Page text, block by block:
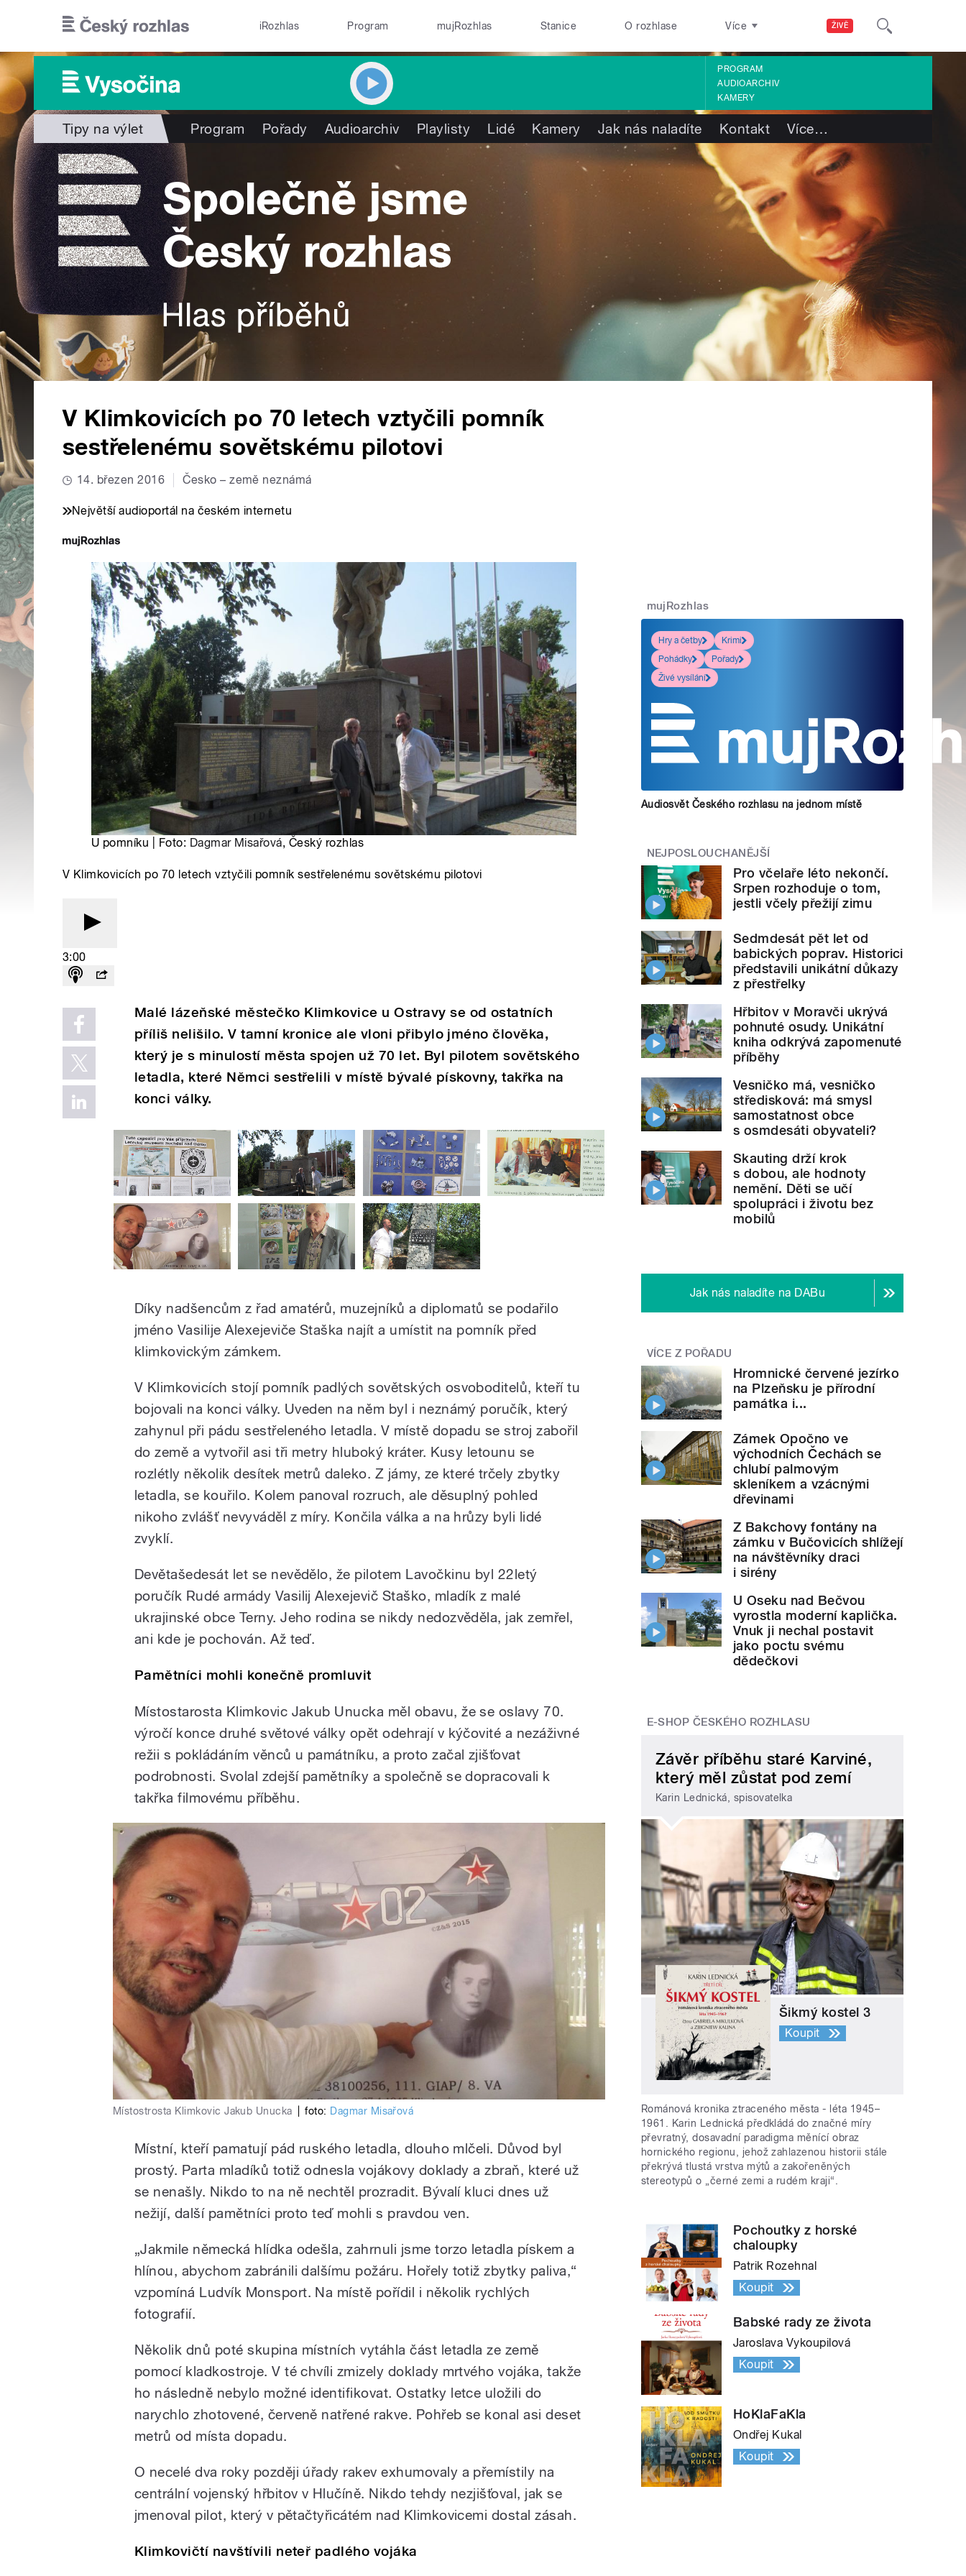
ŽIVĚ
iRozhlas Program mujRozhlas Stanice O rozhlase Více
PROGRAM
AUDIOARCHIV
KAMERY
Tipy na výlet Program Pořady Audioarchiv Playlisty Lidé Kamery Jak nás naladíte Kontakt Více…
V Klimkovicích po 70 letech vztyčili pomník
sestřelenému sovětskému pilotovi
14. březen 2016 Česko – země neznámá
Největší audioportál na českém internetu
U pomníku | Foto: Dagmar Misařová, Český rozhlas
V Klimkovicích po 70 letech vztyčili pomník sestřelenému sovětskému pilotovi
3:00
Malé lázeňské městečko Klimkovice u Ostravy se od ostatních
příliš nelišilo. V tamní kronice ale vloni přibylo jméno člověka,
který je s minulostí města spojen už 70 let. Byl pilotem sovětského
letadla, které Němci sestřelili v místě bývalé pískovny, takřka na
konci války.
Díky nadšencům z řad amatérů, muzejníků a diplomatů se podařilo
jméno Vasilije Alexejeviče Staška najít a umístit na pomník před
klimkovickým zámkem.
V Klimkovicích stojí pomník padlých sovětských osvoboditelů, kteří tu
bojovali na konci války. Uveden na něm byl i neznámý poručík, který
zahynul při pádu sestřeleného letadla. V místě dopadu se stroj zabořil
do země a vytvořil asi tři metry hluboký kráter. Kusy letounu se
rozlétly několik desítek metrů daleko. Z jámy, ze které trčely zbytky
letadla, se kouřilo. Kolem panoval rozruch, ale děsuplný pohled
nikoho zvlášť nevyváděl z míry. Končila válka a na hrůzy byli lidé
zvyklí.
Devětašedesát let se nevědělo, že pilotem Lavočkinu byl 22letý
poručík Rudé armády Vasilij Alexejevič Staško, mladík z malé
ukrajinské obce Terny. Jeho rodina se nikdy nedozvěděla, jak zemřel,
ani kde je pochován. Až teď.
Pamětníci mohli konečně promluvit
Místostarosta Klimkovic Jakub Unucka měl obavu, že se oslavy 70.
výročí konce druhé světové války opět odehrají v kýčovité a nezáživné
režii s pokládáním věnců u památníku, a proto začal zjišťovat
podrobnosti. Svolal zdejší pamětníky a společně se dopracovali k
takřka filmovému příběhu.
Místostrosta Klimkovic Jakub Unucka foto: Dagmar Misařová
Místní, kteří pamatují pád ruského letadla, dlouho mlčeli. Důvod byl
prostý. Parta mladíků totiž odnesla vojákovy doklady a zbraň, které už
se nenašly. Nikdo to na ně nechtěl prozradit. Bývalí kluci dnes už
nežijí, další pamětníci proto teď mohli s pravdou ven.
„Jakmile německá hlídka odešla, zahrnuli jsme torzo letadla pískem a
hlínou, abychom zabránili dalšímu požáru. Hořely totiž zbytky paliva,“
vzpomíná Ludvík Monsport. Na místě pořídil i několik rychlých
fotografií.
Několik dnů poté skupina místních vytáhla část letadla ze země
pomocí kladkostroje. V té chvíli zmizely doklady mrtvého vojáka, takže
ho následně nebylo možné identifikovat. Ostatky letce uložili do
narychlo zhotovené, červeně natřené rakve. Pohřeb se konal asi deset
metrů od místa dopadu.
O necelé dva roky později úřady rakev exhumovaly a přemístily na
centrální vojenský hřbitov v Hlučíně. Nikdo tehdy nezjišťoval, jak se
jmenoval pilot, který v pětačtyřicátém nad Klimkovicemi dostal zásah.
Klimkovičtí navštívili neteř padlého vojáka
mujRozhlas
Hry a četby
Krimi
Pohádky
Pořady
Živé vysílání
Audiosvět Českého rozhlasu na jednom místě
NEJPOSLOUCHANĚJŠÍ
Pro včelaře léto nekončí.
Srpen rozhoduje o tom,
jestli včely přežijí zimu
Sedmdesát pět let od
babických poprav. Historici
představili unikátní důkazy
z přestřelky
Hřbitov v Moravči ukrývá
pohnuté osudy. Unikátní
kniha odkrývá zapomenuté
příběhy
Vesničko má, vesničko
středisková: má smysl
samostatnost obce
s osmdesáti obyvateli?
Skauting drží krok
s dobou, ale hodnoty
nemění. Děti se učí
spolupráci i životu bez
mobilů
Jak nás naladíte na DABu
VÍCE Z POŘADU
Hromnické červené jezírko
na Plzeňsku je přírodní
památka i...
Zámek Opočno ve
východních Čechách se
chlubí palmovým
skleníkem a vzácnými
dřevinami
Z Bakchovy fontány na
zámku v Bučovicích shlížejí
na návštěvníky draci
i sirény
U Oseku nad Bečvou
vyrostla moderní kaplička.
Vnuk ji nechal postavit
jako poctu svému
dědečkovi
E-SHOP ČESKÉHO ROZHLASU
Závěr příběhu staré Karviné,
který měl zůstat pod zemí
Karin Lednická, spisovatelka
Šikmý kostel 3
Koupit
Románová kronika ztraceného města - léta 1945–
1961. Karin Lednická předkládá do značné míry
převratný, dosavadní paradigma měnící obraz
hornického regionu, jehož zahlazenou historii stále
překrývá tlustá vrstva mýtů a zakořeněných
stereotypů o „černé zemi a rudém kraji“.
Pochoutky z horské
chaloupky
Patrik Rozehnal
Koupit
Babské rady ze života
Jaroslava Vykoupilová
Koupit
HoKlaFaKla
Ondřej Kukal
Koupit